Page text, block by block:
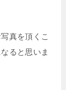
真を頂くこ
ると思いま